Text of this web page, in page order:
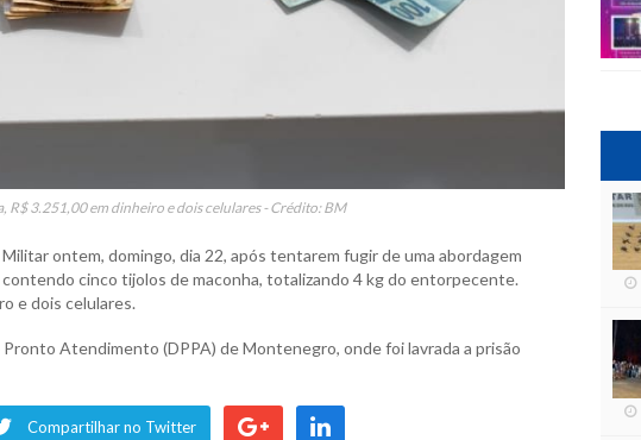
R$ 3.251,00 em dinheiro e dois celulares - Crédito: BM
ontem, domingo, dia 22, após tentarem fugir de uma abordagem
cinco tijolos de maconha, totalizando 4 kg do entorpecente.
e dois celulares.
Atendimento (DPPA) de Montenegro, onde foi lavrada a prisão
Compartilhar no Twitter